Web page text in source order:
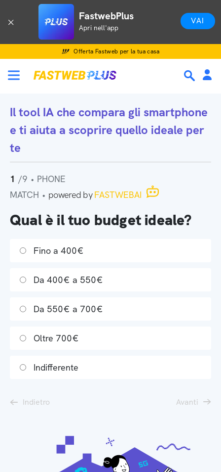
FastwebPlus
Apri nell'app
VAI
Offerta Fastweb per la tua casa
Il tool IA che compara gli smartphone
e ti aiuta a scoprire quello ideale per
te
1 /9 • PHONE
MATCH • powered byFASTWEBAI
Qual è il tuo budget ideale?
Fino a 400€
Da 400€ a 550€
Da 550€ a 700€
Oltre 700€
Indifferente
Indietro Avanti